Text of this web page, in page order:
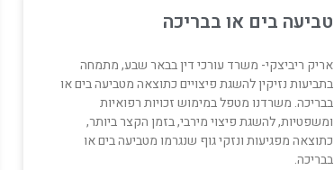
טביעה בים או בבריכה
אריק ריביצקי- משרד עורכי דין בבאר שבע, מתמחה
בתביעות נזיקין להשגת פיצויים כתוצאה מטביעה בים או
בבריכה. משרדנו מטפל במימוש זכויות רפואיות
ומשפטיות, להשגת פיצוי מירבי, בזמן הקצר ביותר,
כתוצאה מפגיעות ונזקי גוף שנגרמו מטביעה בים או
בבריכה.